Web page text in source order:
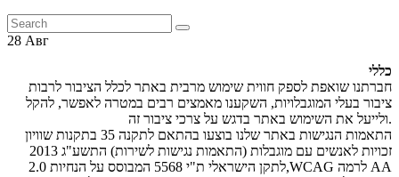
28 Авг
כללי
חברתנו שואפת לספק חווית שימוש מרבית באתר לכלל הציבור לרבות
ציבור בעלי המוגבלויות, השקענו מאמצים רבים במטרה לאפשר, להקל
ולייעל את השימוש באתר בדגש על צרכי ציבור זה.
התאמות הנגישות באתר שלנו בוצעו בהתאם לתקנה 35 בתקנות שוויון
זכויות לאנשים עם מוגבלות (התאמות נגישות לשירות) התשע"ג 2013
,לתקן הישראלי ת"י 5568 המבוסס על הנחיות 2.0WCAG לרמה AA